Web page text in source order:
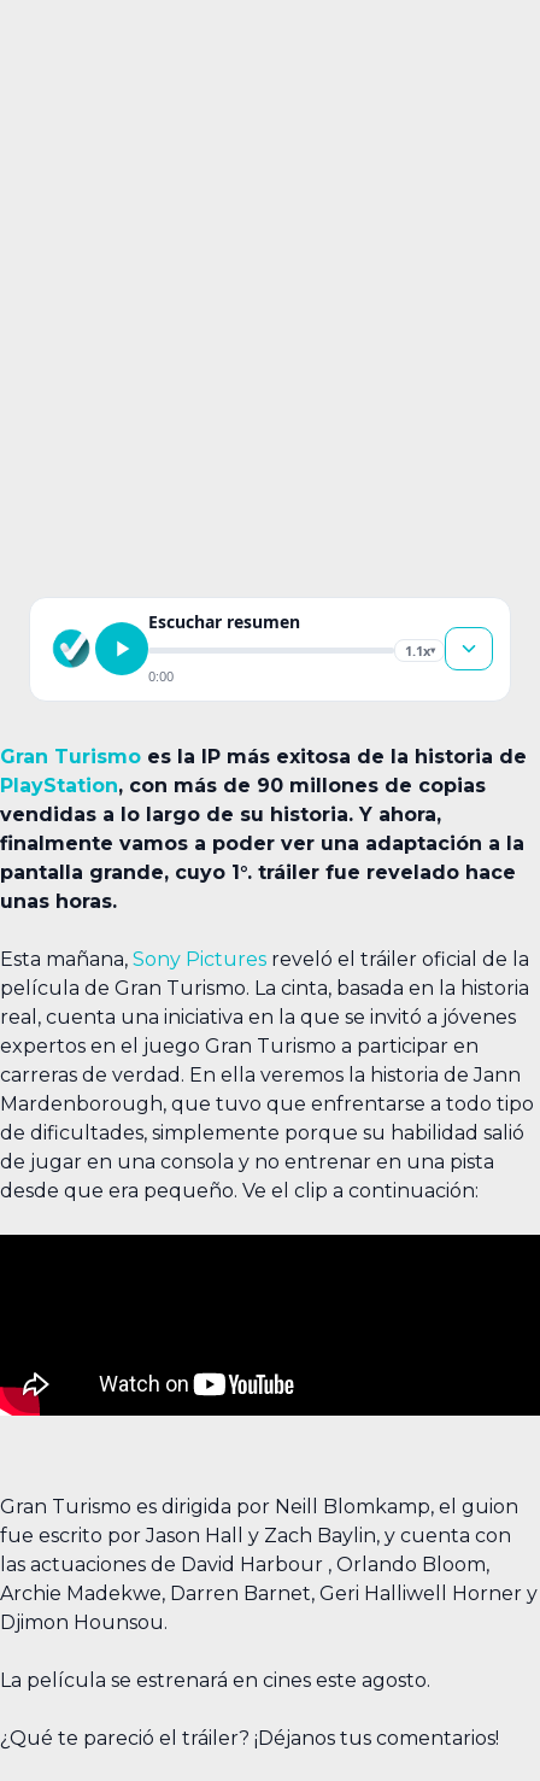
Escuchar resumen
1.1x▾
0:00
Gran Turismo es la IP más exitosa de la historia de
PlayStation, con más de 90 millones de copias
vendidas a lo largo de su historia. Y ahora,
finalmente vamos a poder ver una adaptación a la
pantalla grande, cuyo 1°. tráiler fue revelado hace
unas horas.
Esta mañana, Sony Pictures reveló el tráiler oficial de la
película de Gran Turismo. La cinta, basada en la historia
real, cuenta una iniciativa en la que se invitó a jóvenes
expertos en el juego Gran Turismo a participar en
carreras de verdad. En ella veremos la historia de Jann
Mardenborough, que tuvo que enfrentarse a todo tipo
de dificultades, simplemente porque su habilidad salió
de jugar en una consola y no entrenar en una pista
desde que era pequeño. Ve el clip a continuación:
Gran Turismo es dirigida por Neill Blomkamp, el guion
fue escrito por Jason Hall y Zach Baylin, y cuenta con
las actuaciones de David Harbour , Orlando Bloom,
Archie Madekwe, Darren Barnet, Geri Halliwell Horner y
Djimon Hounsou.
La película se estrenará en cines este agosto.
¿Qué te pareció el tráiler? ¡Déjanos tus comentarios!